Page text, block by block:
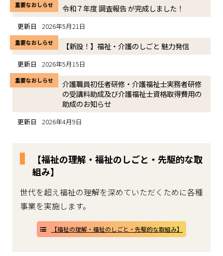
重要なおしらせ 令和７年度 調査報告 が完成しました！
更新日 2026年5月21日
重要なおしらせ 【新設！】福祉・介護のしごと 魅力発信
更新日 2026年5月15日
重要なおしらせ
介護職員初任者研修・介護福祉士実務者研修
の受講料助成及び介護福祉士資格取得費用の
助成のお知らせ
更新日 2026年4月9日
【福祉の理解・福祉のしごと・先駆的な取
組み】
世代を超え福祉の理解を深めていただくために各種
事業を実施します。
【福祉の理解・福祉のしごと・先駆的な取組み】